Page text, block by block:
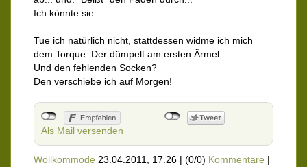
Ich könnte sie...
Tue ich natürlich nicht, stattdessen widme ich mich
dem Torque. Der dümpelt am ersten Ärmel...
Und den fehlenden Socken?
Den verschiebe ich auf Morgen!
Als Mail versenden
Wollkommode 23.04.2011, 17.26 | (0/0) Kommentare |